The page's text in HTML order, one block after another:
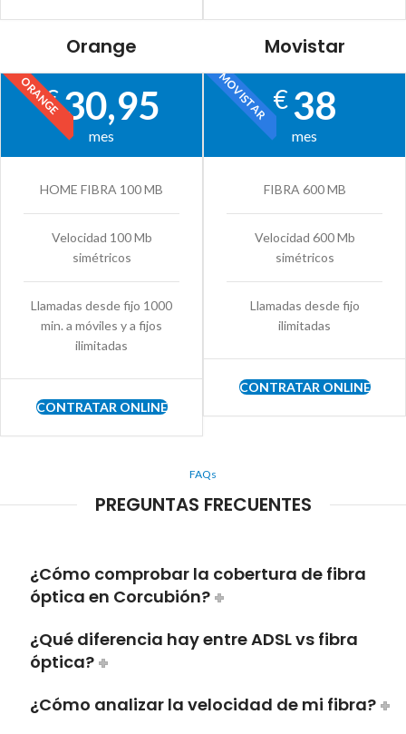
Orange
ORANGE
€30,95
mes
HOME FIBRA 100 MB
Velocidad 100 Mb
simétricos
Llamadas desde fijo 1000
min. a móviles y a fijos
ilimitadas
CONTRATAR ONLINE
Movistar
MOVISTAR€38
mes
FIBRA 600 MB
Velocidad 600 Mb
simétricos
Llamadas desde fijo
ilimitadas
CONTRATAR ONLINE
FAQs
PREGUNTAS FRECUENTES
¿Cómo comprobar la cobertura de fibra
óptica en Corcubión?
¿Qué diferencia hay entre ADSL vs fibra
óptica?
¿Cómo analizar la velocidad de mi fibra?